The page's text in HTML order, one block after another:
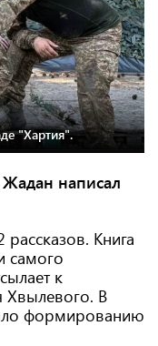
"Хартия".
написал
Книга
самого
к
Хвылевого. В
формированию